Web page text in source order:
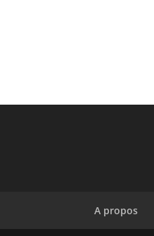
A propos